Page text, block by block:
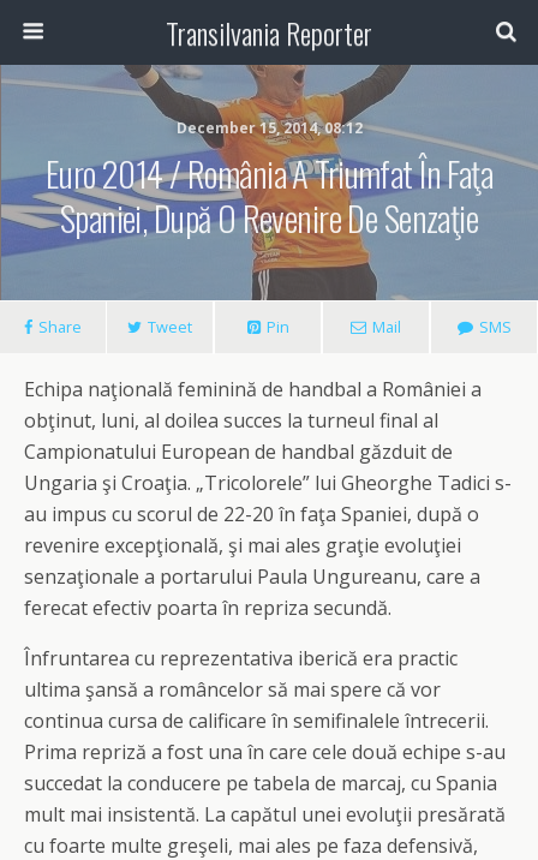
Transilvania Reporter
December 15, 2014, 08:12
Euro 2014 / România A Triumfat În Faţa
Spaniei, După O Revenire De Senzaţie
Share Tweet Pin Mail SMS
Echipa naţională feminină de handbal a României a
obţinut, luni, al doilea succes la turneul final al
Campionatului European de handbal găzduit de
Ungaria şi Croaţia. „Tricolorele” lui Gheorghe Tadici s-
au impus cu scorul de 22-20 în faţa Spaniei, după o
revenire excepţională, şi mai ales graţie evoluţiei
senzaţionale a portarului Paula Ungureanu, care a
ferecat efectiv poarta în repriza secundă.
Înfruntarea cu reprezentativa iberică era practic
ultima şansă a româncelor să mai spere că vor
continua cursa de calificare în semifinalele întrecerii.
Prima repriză a fost una în care cele două echipe s-au
succedat la conducere pe tabela de marcaj, cu Spania
mult mai insistentă. La capătul unei evoluţii presărată
cu foarte multe greşeli, mai ales pe faza defensivă,